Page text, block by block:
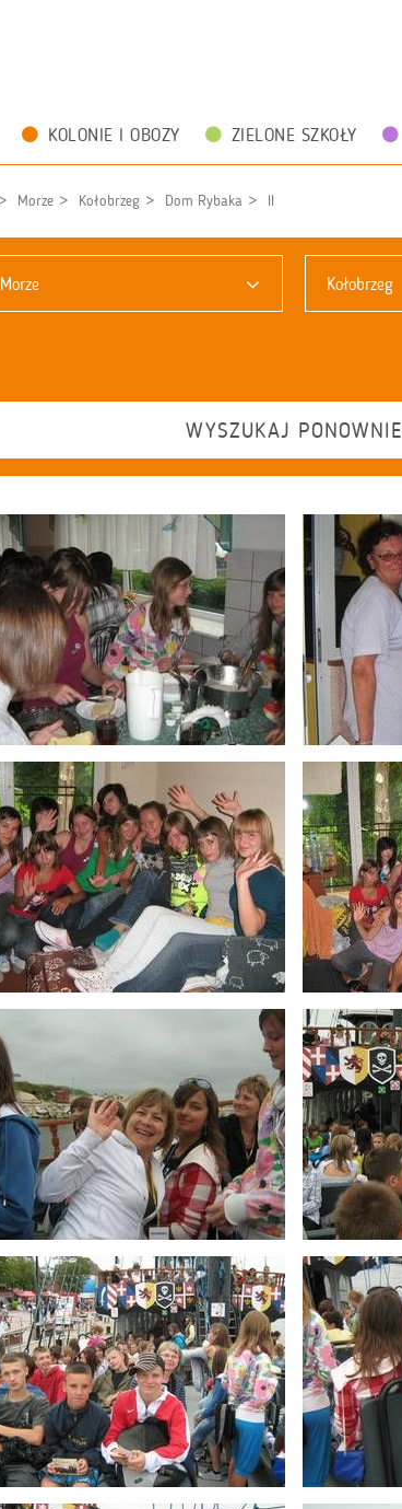
KOLONIE I OBOZY ZIELONE SZKOŁY
Morze Kołobrzeg Dom Rybaka II
Morze Kołobrzeg
WYSZUKAJ PONOWNIE